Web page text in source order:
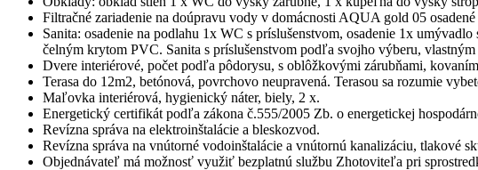
Filtračné zariadenie na doúpravu vody v domácnosti AQUA gold 05
Sanita: osadenie na podlahu 1x WC s príslušenstvom, osadenie 1x
čelným krytom PVC. Sanita s príslušenstvom podľa svojho výberu,
Dvere interiérové, počet podľa pôdorysu, s oblôžkovými zárubňami,
Terasa do 12m2, betónová, povrchovo neupravená. Terasou sa rozumie
Maľovka interiérová, hygienický náter, biely, 2 x.
Energetický certifikát podľa zákona č.555/2005 Zb. o energetickej
Revízna správa na elektroinštalácie a bleskozvod.
Revízna správa na vnútorné vodoinštalácie a vnútornú kanalizáciu, tlakové
Objednávateľ má možnosť využiť bezplatnú službu Zhotoviteľa pri